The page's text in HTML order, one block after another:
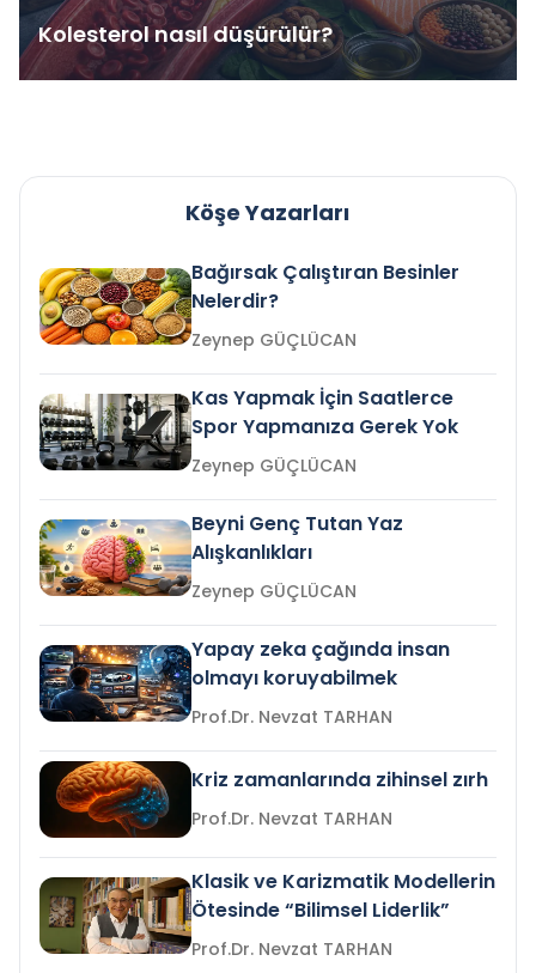
Kolesterol nasıl düşürülür?
Köşe Yazarları
Bağırsak Çalıştıran Besinler
Nelerdir?
Zeynep GÜÇLÜCAN
Kas Yapmak İçin Saatlerce
Spor Yapmanıza Gerek Yok
Zeynep GÜÇLÜCAN
Beyni Genç Tutan Yaz
Alışkanlıkları
Zeynep GÜÇLÜCAN
Yapay zeka çağında insan
olmayı koruyabilmek
Prof.Dr. Nevzat TARHAN
Kriz zamanlarında zihinsel zırh
Prof.Dr. Nevzat TARHAN
Klasik ve Karizmatik Modellerin
Ötesinde “Bilimsel Liderlik”
Prof.Dr. Nevzat TARHAN